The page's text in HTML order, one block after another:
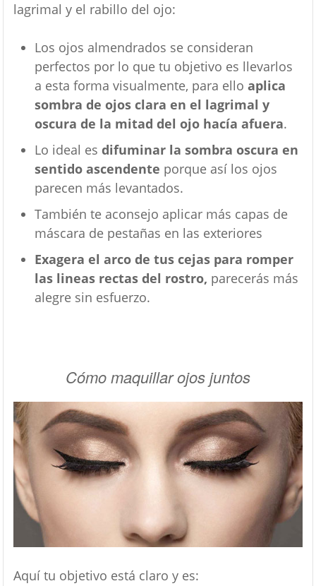
lagrimal y el rabillo del ojo:
Los ojos almendrados se consideran
perfectos por lo que tu objetivo es llevarlos
a esta forma visualmente, para ello aplica
sombra de ojos clara en el lagrimal y
oscura de la mitad del ojo hacía afuera.
Lo ideal es difuminar la sombra oscura en
sentido ascendente porque así los ojos
parecen más levantados.
También te aconsejo aplicar más capas de
máscara de pestañas en las exteriores
Exagera el arco de tus cejas para romper
las lineas rectas del rostro, parecerás más
alegre sin esfuerzo.
Cómo maquillar ojos juntos
Aquí tu objetivo está claro y es: